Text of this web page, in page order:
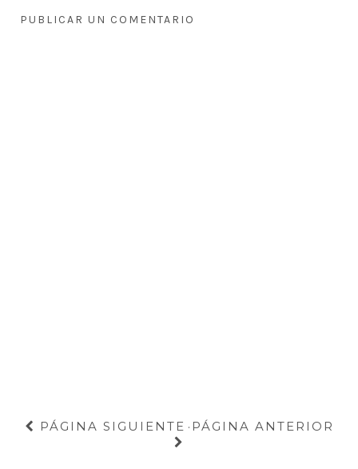
PUBLICAR UN COMENTARIO
PÁGINA SIGUIENTE · PÁGINA ANTERIOR